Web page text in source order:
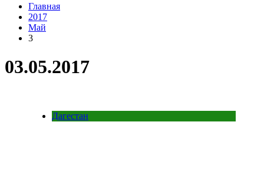
Главная
2017
Май
3
03.05.2017
Дагестан